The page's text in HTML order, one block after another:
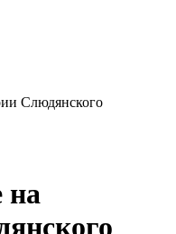
Слюдянского
на